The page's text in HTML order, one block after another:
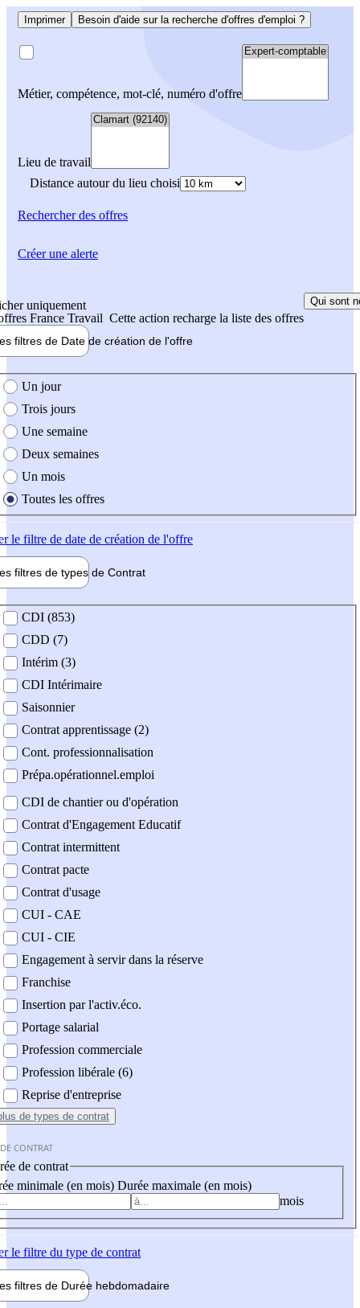
Imprimer Besoin d'aide sur la recherche d'offres d'emploi ?
Métier, compétence, mot-clé, numéro d'offre
Lieu de travail
Distance autour du lieu choisi
Rechercherdes offres
uniquement
France Travail Cette action recharge la liste des offres
Qui sont
filtres de Date de création de l'offre
création de l'offre
Un jour
Trois jours
Une semaine
Deux semaines
Un mois
Toutes les offres
le filtre de date de création de l'offre
filtres de types de Contrat
contrat
CDI (853)
CDD (7)
Intérim (3)
CDI Intérimaire
Saisonnier
Contrat apprentissage (2)
Cont. professionnalisation
Prépa.opérationnel.emploi
CDI de chantier ou d'opération
Contrat d'Engagement Educatif
Contrat intermittent
Contrat pacte
Contrat d'usage
CUI - CAE
CUI - CIE
Engagement à servir dans la réserve
Franchise
Insertion par l'activ.éco.
Portage salarial
Profession commerciale
Profession libérale (6)
Reprise d'entreprise
de types de contrat
CONTRAT
de contrat
minimale (en mois) Durée maximale (en mois)
mois
le filtre du type de contrat
filtres de Durée hebdomadaire
Créer une alerte